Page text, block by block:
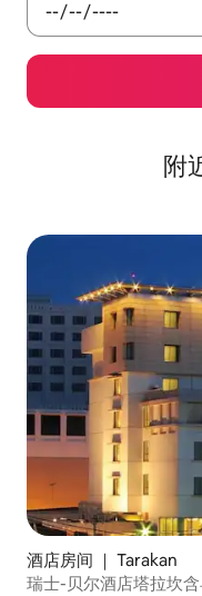
附
酒店房间 ｜ Tarakan
瑞士-贝尔酒店塔拉坎